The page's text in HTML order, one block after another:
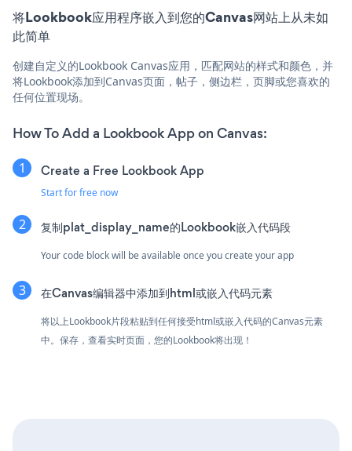
将Lookbook应用程序嵌入到您的Canvas网站上从未如
此简单
创建自定义的Lookbook Canvas应用，匹配网站的样式和颜色，并
将Lookbook添加到Canvas页面，帖子，侧边栏，页脚或您喜欢的
任何位置现场。
How To Add a Lookbook App on Canvas:
Create a Free Lookbook App
Start for free now
复制plat_display_name的Lookbook嵌入代码段
Your code block will be available once you create your app
在Canvas编辑器中添加到html或嵌入代码元素
将以上Lookbook片段粘贴到任何接受html或嵌入代码的Canvas元素
中。保存，查看实时页面，您的Lookbook将出现！